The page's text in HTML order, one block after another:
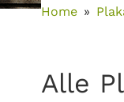
Home
Alle